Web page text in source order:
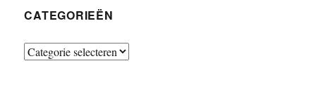
CATEGORIEËN
Categorieën